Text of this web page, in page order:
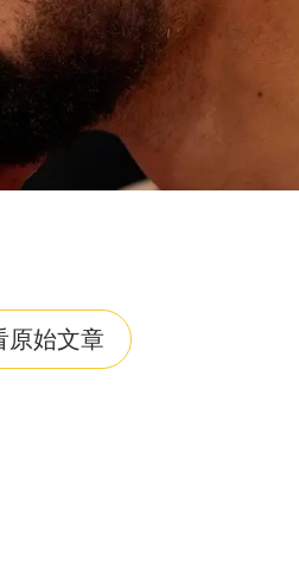
原始文章